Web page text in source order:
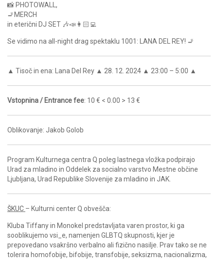
📸 PHOTOWALL,
🚬MERCH
in eterični DJ SET 🎶📣👩🏻‍💻
Se vidimo na all-night drag spektaklu 1001: LANA DEL REY! 🚬
▲ Tisoč in ena: Lana Del Rey ▲ 28. 12. 2024 ▲ 23:00 – 5:00 ▲
Vstopnina / Entrance fee: 10 € < 0.00 > 13 €
Oblikovanje: Jakob Golob
Program Kulturnega centra Q poleg lastnega vložka podpirajo
Urad za mladino in Oddelek za socialno varstvo Mestne občine
Ljubljana, Urad Republike Slovenije za mladino in JAK.
ŠKUC – Kulturni center Q obvešča:
Kluba Tiffany in Monokel predstavljata varen prostor, ki ga
sooblikujemo vsi_e, namenjen GLBTQ skupnosti, kjer je
prepovedano vsakršno verbalno ali fizično nasilje. Prav tako se ne
tolerira homofobije, bifobije, transfobije, seksizma, nacionalizma,